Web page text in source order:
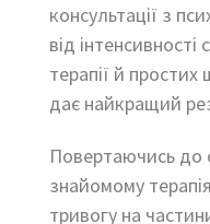
консультації з
від
терапії й
дає найкращий
Повертаючись до
знайомому
тривогу на